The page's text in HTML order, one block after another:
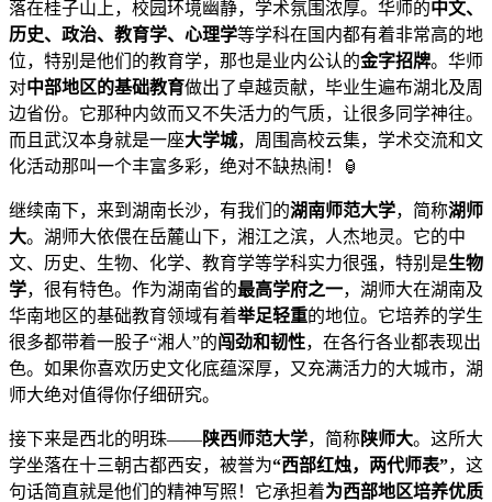
落在桂子山上，校园环境幽静，学术氛围浓厚。华师的中文、
历史、政治、教育学、心理学等学科在国内都有着非常高的地
位，特别是他们的教育学，那也是业内公认的金字招牌。华师
对中部地区的基础教育做出了卓越贡献，毕业生遍布湖北及周
边省份。它那种内敛而又不失活力的气质，让很多同学神往。
而且武汉本身就是一座大学城，周围高校云集，学术交流和文
化活动那叫一个丰富多彩，绝对不缺热闹！🏮
继续南下，来到湖南长沙，有我们的湖南师范大学，简称湖师
大。湖师大依偎在岳麓山下，湘江之滨，人杰地灵。它的中
文、历史、生物、化学、教育学等学科实力很强，特别是生物
学，很有特色。作为湖南省的最高学府之一，湖师大在湖南及
华南地区的基础教育领域有着举足轻重的地位。它培养的学生
很多都带着一股子“湘人”的闯劲和韧性，在各行各业都表现出
色。如果你喜欢历史文化底蕴深厚，又充满活力的大城市，湖
师大绝对值得你仔细研究。
接下来是西北的明珠——陕西师范大学，简称陕师大。这所大
学坐落在十三朝古都西安，被誉为“西部红烛，两代师表”，这
句话简直就是他们的精神写照！它承担着为西部地区培养优质